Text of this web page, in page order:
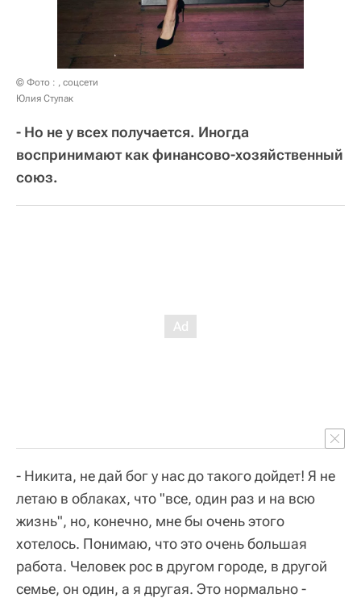
© Фото : , соцсети
Юлия Ступак
- Но не у всех получается. Иногда
воспринимают как финансово-хозяйственный
союз.
- Никита, не дай бог у нас до такого дойдет! Я не
летаю в облаках, что "все, один раз и на всю
жизнь", но, конечно, мне бы очень этого
хотелось. Понимаю, что это очень большая
работа. Человек рос в другом городе, в другой
семье, он один, а я другая. Это нормально -